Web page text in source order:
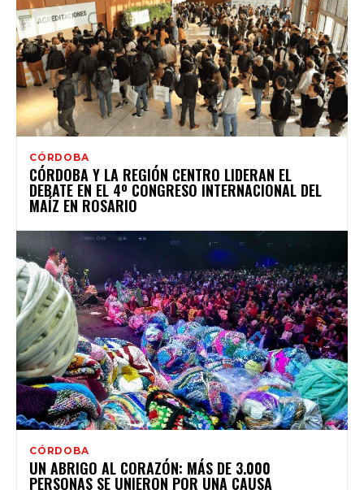
CÓRDOBA
CÓRDOBA Y LA REGIÓN CENTRO LIDERAN EL
DEBATE EN EL 4º CONGRESO INTERNACIONAL DEL
MAÍZ EN ROSARIO
CÓRDOBA
UN ABRIGO AL CORAZÓN: MÁS DE 3.000
PERSONAS SE UNIERON POR UNA CAUSA